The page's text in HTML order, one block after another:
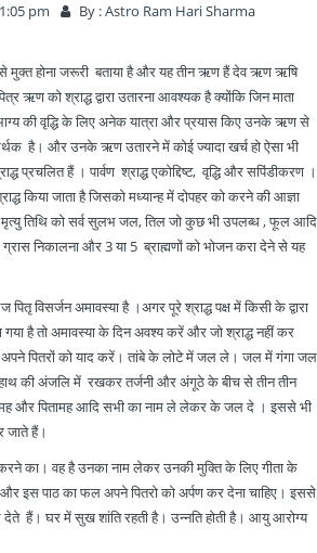
pm By :Astro Ram Hari Sharma
मुक्त होना जरूरी बताया है और यह तीन ऋण हैं देव ऋण ऋषि
को श्राद्ध द्वारा उतारना आवश्यक है क्योंकि जिन माता
की वृद्धि के लिए अनेक यात्रा और प्रयास किए उनके ऋण से
है। और उनके ऋण उतारने में कोई ज्यादा खर्च हो ऐसा भी
प्रचलित हैं । पार्वण श्राद्ध एकोद्दिष्ट, वृद्धि और सपिंडीकरण ।
किया जाता है जिसको मध्यान्ह में दोपहर को करने की आज्ञा
तिथि को सर्व सुलभ जल, तिल जो कुछ भी उपलब्ध , फूल आदि
निकालना और 3 या 5 ब्राह्मणों को भोजन करा देने से यह
पितृ विसर्जन अमावस्या है ।अगर पूरे श्राद्ध पक्ष में किसी के द्वारा
गया है तो अमावस्या के दिन अवश्य करें और जो श्राद्ध नहीं कर
पितरों को याद करें। तांबे के लोटे में जल ले। जल में गंगा जल
की अंजलि में रखकर तर्जनी और अंगूठे के बीच से तीन तीन
और पितामह आदि सभी का नाम ले लेकर के जल दे । इससे भी
जाते हैं।
का। वह है उनका नाम लेकर उनकी मुक्ति के लिए गीता के
और इस पाठ का फल अपने पितरो को अर्पण कर देना चाहिए। इससे
देते हैं। घर में सुख शांति रहती है। उन्नति होती है। आयु आरोग्य